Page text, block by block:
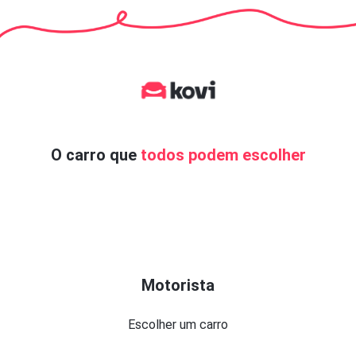
O carro que todos podem escolher
Motorista
Escolher um carro